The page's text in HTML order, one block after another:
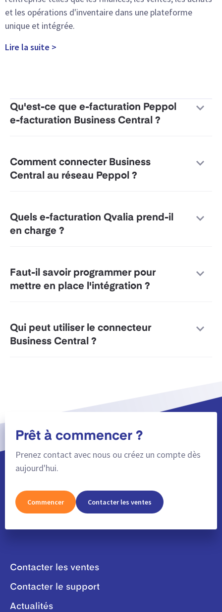
et les opérations d'inventaire dans une plateforme
unique et intégrée.
Lire la suite >
Qu'est-ce que e-facturation Peppol
e-facturation Business Central ?
Comment connecter Business
Central au réseau Peppol ?
Quels e-facturation Qvalia prend-il
en charge ?
Faut-il savoir programmer pour
mettre en place l'intégration ?
Qui peut utiliser le connecteur
Business Central ?
Prêt à commencer ?
Prenez contact avec nous ou créez un compte dès
aujourd'hui.
Commencer Contacter les ventes
Contacter les ventes
Contacter le support
Actualités